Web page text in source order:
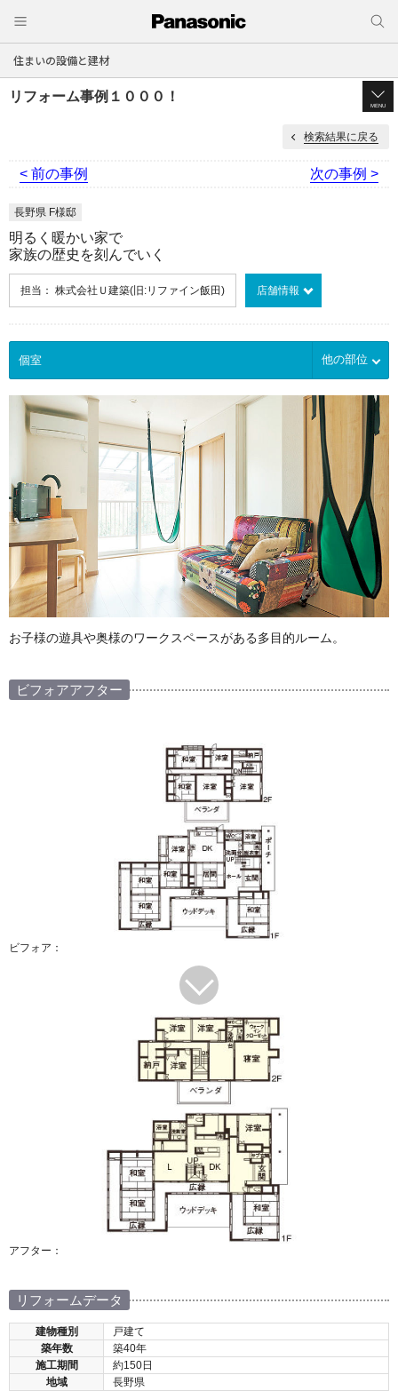
住まいの設備と建材
リフォーム事例１０００！
MENU
検索結果に戻る
< 前の事例 次の事例 >
長野県 F様邸
明るく暖かい家で
家族の歴史を刻んでいく
担当： 株式会社Ｕ建築(旧:リファイン飯田) 店舗情報
他の部位
お子様の遊具や奥様のワークスペースがある多目的ルーム。
ビフォアアフター
ビフォア：
アフター：
リフォームデータ
建物種別
戸建て
築年数
築40年
施工期間
約150日
地域
長野県